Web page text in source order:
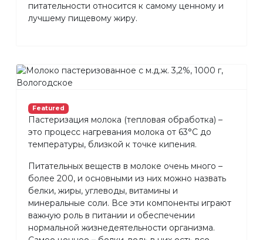
питательности относится к самому ценному и
лучшему пищевому жиру.
Featured
Пастеризация молока (тепловая обработка) –
это процесс нагревания молока от 63°С до
температуры, близкой к точке кипения.
Питательных веществ в молоке очень много –
более 200, и основными из них можно назвать
белки, жиры, углеводы, витамины и
минеральные соли. Все эти компоненты играют
важную роль в питании и обеспечении
нормальной жизнедеятельности организма.